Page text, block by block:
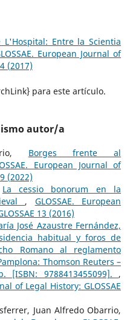
L'Hospital: Entre la Scientia
European Journal of
(2017)
para este artículo.
autor/a
Borges frente al
European Journal of
(2022)
La cessio bonorum en la
, GLOSSAE. European
13 (2016)
José Azaustre Fernández,
habitual y foros de
Romano al reglamento
Thomson Reuters –
[ISBN: 9788413455099]. ,
of Legal History: GLOSSAE
Juan Alfredo Obarrio,